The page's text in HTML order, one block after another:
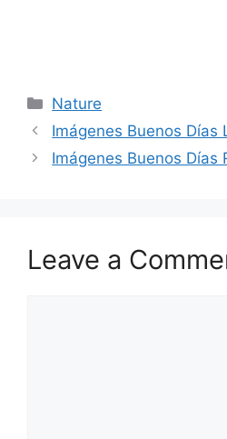
Categories
Nature
Imágenes Buenos Días
Imágenes Buenos Días
Leave a